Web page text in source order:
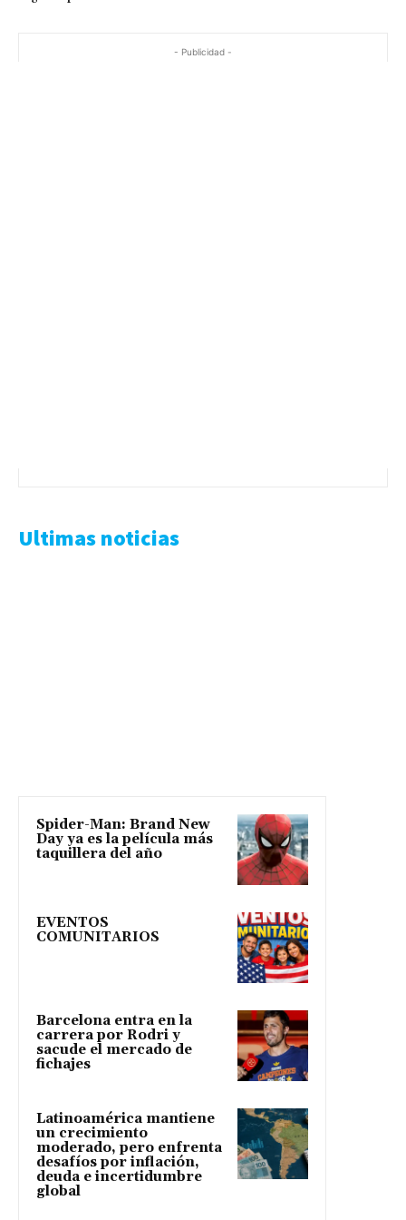
- Publicidad -
Ultimas noticias
Spider-Man: Brand New
Day ya es la película más
taquillera del año
EVENTOS
COMUNITARIOS
Barcelona entra en la
carrera por Rodri y
sacude el mercado de
fichajes
Latinoamérica mantiene
un crecimiento
moderado, pero enfrenta
desafíos por inflación,
deuda e incertidumbre
global